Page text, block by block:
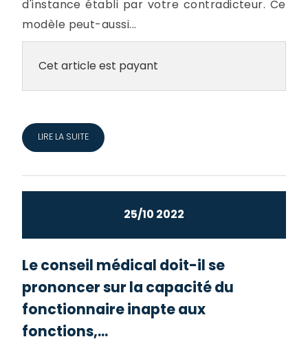
d'instance établi par votre contradicteur. Ce
modèle peut-aussi...
Cet article est payant
LIRE LA SUITE
25/10 2022
Le conseil médical doit-il se
prononcer sur la capacité du
fonctionnaire inapte aux
fonctions,...